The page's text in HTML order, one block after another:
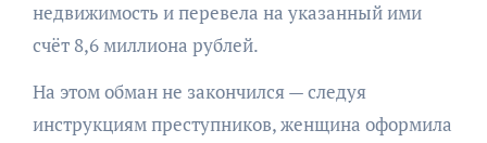
недвижимость и перевела на указанный ими
счёт 8,6 миллиона рублей.
На этом обман не закончился — следуя
инструкциям преступников, женщина оформила